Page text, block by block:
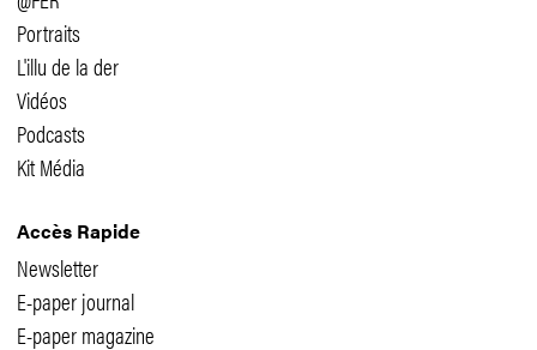
Portraits
L'illu de la der
Vidéos
Podcasts
Kit Média
Accès Rapide
Newsletter
E-paper journal
E-paper magazine